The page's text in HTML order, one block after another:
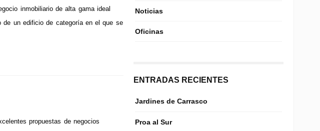
inmobiliario de alta gama ideal
de un edificio de categoría en el que se
propuestas de negocios
Noticias
Oficinas
ENTRADAS RECIENTES
Jardines de Carrasco
Proa al Sur